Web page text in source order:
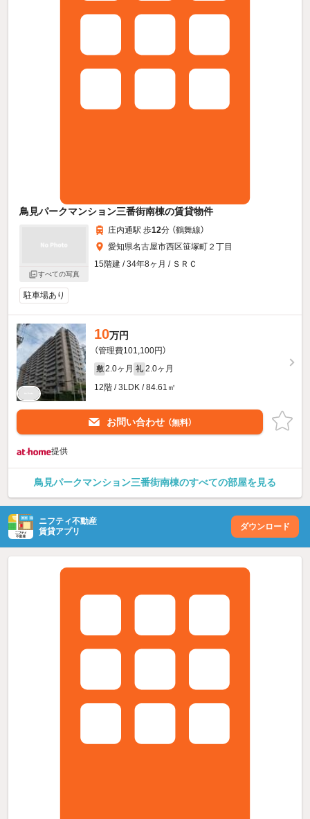
鳥見パークマンション三番街南棟の賃貸物件
すべての写真
庄内通駅 歩12分 （鶴舞線）
愛知県名古屋市西区笹塚町２丁目
15階建 / 34年8ヶ月 / ＳＲＣ
駐車場あり
10万円
（管理費101,100円）
敷 2.0ヶ月 礼 2.0ヶ月
12階 / 3LDK / 84.61㎡
お問い合わせ （無料）
提供
鳥見パークマンション三番街南棟のすべての部屋を見る
ニフティ不動産
賃貸アプリ
ダウンロード